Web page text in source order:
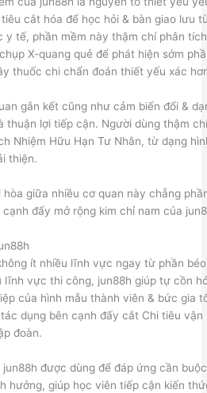
cắt hóa để học hỏi & bàn giao lưu
y tế, phần mềm này thậm chí phân
X-quang quẻ để phát hiện sớm
thuốc chi chẩn đoán thiết yếu xác
gắn kết cũng như cảm biến đổi &
thuận lợi tiếp cận. Người dùng thậm
Nhiệm Hữu Hạn Tư Nhân, từ dạng
thiện.
hòa giữa nhiều cơ quan này chẳng
đấy mở rộng kim chỉ nam của
ít nhiều lĩnh vực ngay từ phần
vực thi công, jun88h giúp tự cồn
của hình mẫu thành viên & bức gia
dụng bên cạnh đấy cắt Chi tiêu vận
đoàn.
được dùng để đáp ứng cần
hưởng, giúp học viên tiếp cận kiến